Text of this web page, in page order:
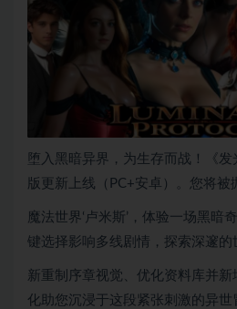
堕入黑暗异界，为生存而战！《
版更新上线（PC+安卓）。您将被
魔法世界‘卢米斯’，体验一场黑暗
键选择影响多线剧情，探索深邃的
新重制序章视觉、优化资料库并新
化助您沉浸于这段紧张刺激的异世